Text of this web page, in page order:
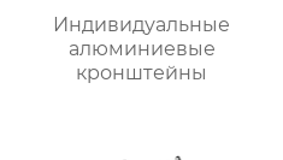
Индивидуальные
алюминиевые
кронштейны